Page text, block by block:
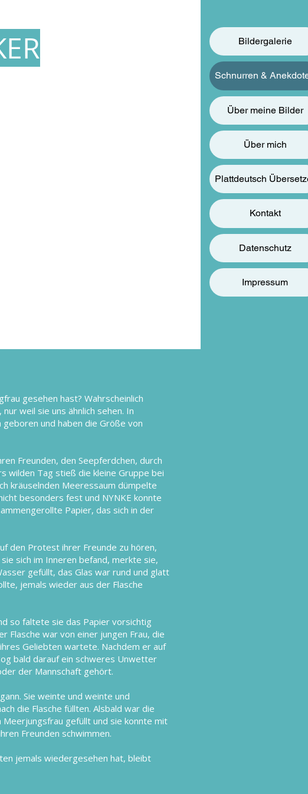
Bildergalerie
Schnurren &
Über meine Bilder
Über mich
Plattdeutsch
Kontakt
Datenschutz
Impressum
gesehen hast? Wahrscheinlich
weil sie uns ähnlich sehen. In
und haben die Größe von
Freunden, den Seepferdchen, durch
wilden Tag stieß die kleine Gruppe bei
kräuselnden Meeressaum dümpelte
besonders fest und NYNKE konnte
Papier, das sich in der
den Protest ihrer Freunde zu hören,
sich im Inneren befand, merkte sie,
gefüllt, das Glas war rund und glatt
jemals wieder aus der Flasche
so faltete sie das Papier vorsichtig
Flasche war von einer jungen Frau, die
Geliebten wartete. Nachdem er auf
bald darauf ein schweres Unwetter
der Mannschaft gehört.
Sie weinte und weinte und
die Flasche füllten. Alsbald war die
Meerjungsfrau gefüllt und sie konnte mit
Freunden schwimmen.
jemals wiedergesehen hat, bleibt